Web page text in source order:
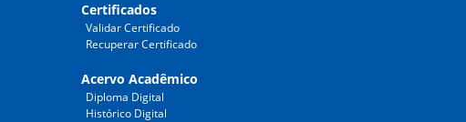
Certificados
Validar Certificado
Recuperar Certificado
Acervo Acadêmico
Diploma Digital
Histórico Digital